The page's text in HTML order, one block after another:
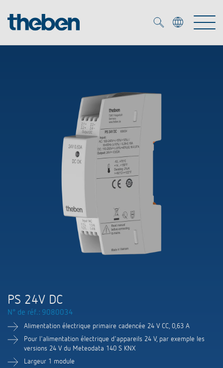
Smart Home
Détecteurs de présence et de mouvement
Spots LED
Contrôle du temps et de la lumière
Accessoires
Solutions OEM
Références
Contrôle du temps et de la lumière
Commande d'éclairage DALI-2
Systèmes KNX
Système pour maison intelligente
Détecteurs de présence et de mouvement
Projecteur à LED
Médiathèque
Catalogues et prospectus
Communiqué de presse
BIM-Portail
Durabilité
Design
Historique
Demande
Distribution dans le monde
Quantum
Aide au Choix
PS 24V DC
N° de réf.: 9080034
Alimentation électrique primaire cadencée 24 V CC, 0,63 A
Pour l'alimentation électrique d'appareils 24 V, par exemple les
versions 24 V du Meteodata 140 S KNX
Largeur 1 module